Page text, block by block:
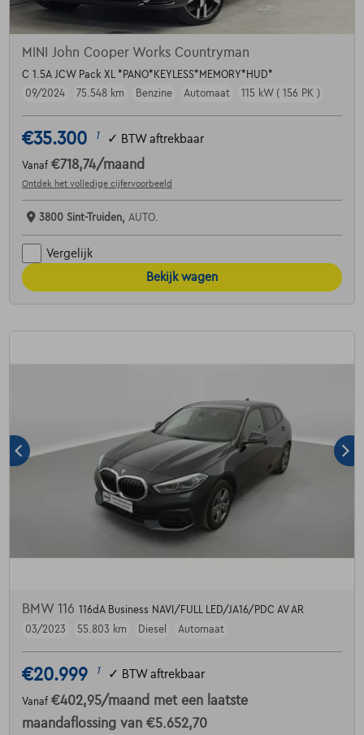
MINI John Cooper Works Countryman
C 1.5A JCW Pack XL *PANO*KEYLESS*MEMORY*HUD*
09/2024
75.548 km Benzine Automaat 115 kW ( 156 PK )
€35.300 1 ✓ BTW aftrekbaar
Vanaf €718,74/maand
Ontdek het volledige cijfervoorbeeld
3800 Sint-Truiden, AUTO.
Vergelijk
Bekijk wagen
BMW 116 116dA Business NAVI/FULL LED/JA16/PDC AV AR
03/2023
55.803 km Diesel Automaat
€20.999 1 ✓ BTW aftrekbaar
Vanaf €402,95/maand met een laatste
maandaflossing van €5.652,70